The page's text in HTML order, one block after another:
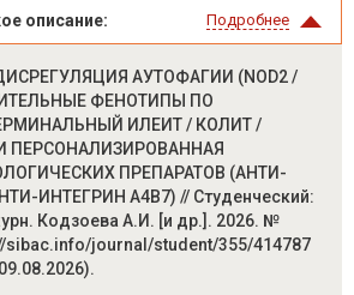
описание: Подробнее
АУТОФАГИИ (NOD2 /
ФЕНОТИПЫ ПО
ИЛЕИТ / КОЛИТ /
ПЕРСОНАЛИЗИРОВАННАЯ
ПРЕПАРАТОВ (АНТИ-
ИНТЕГРИН Α4Β7) // Студенческий:
Кодзоева А.И. [и др.]. 2026. №
sibac.info/journal/student/355/414787